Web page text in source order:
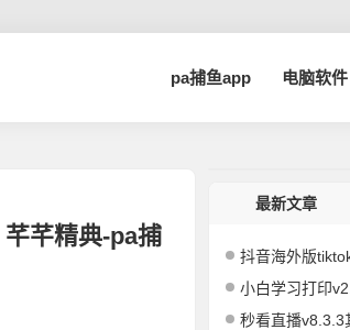
pa捕鱼app 电脑软件
芊精典-pa捕
最新文章
抖音海外版tiktok
小白学习打印
秒看直播v8.3.3其它版本